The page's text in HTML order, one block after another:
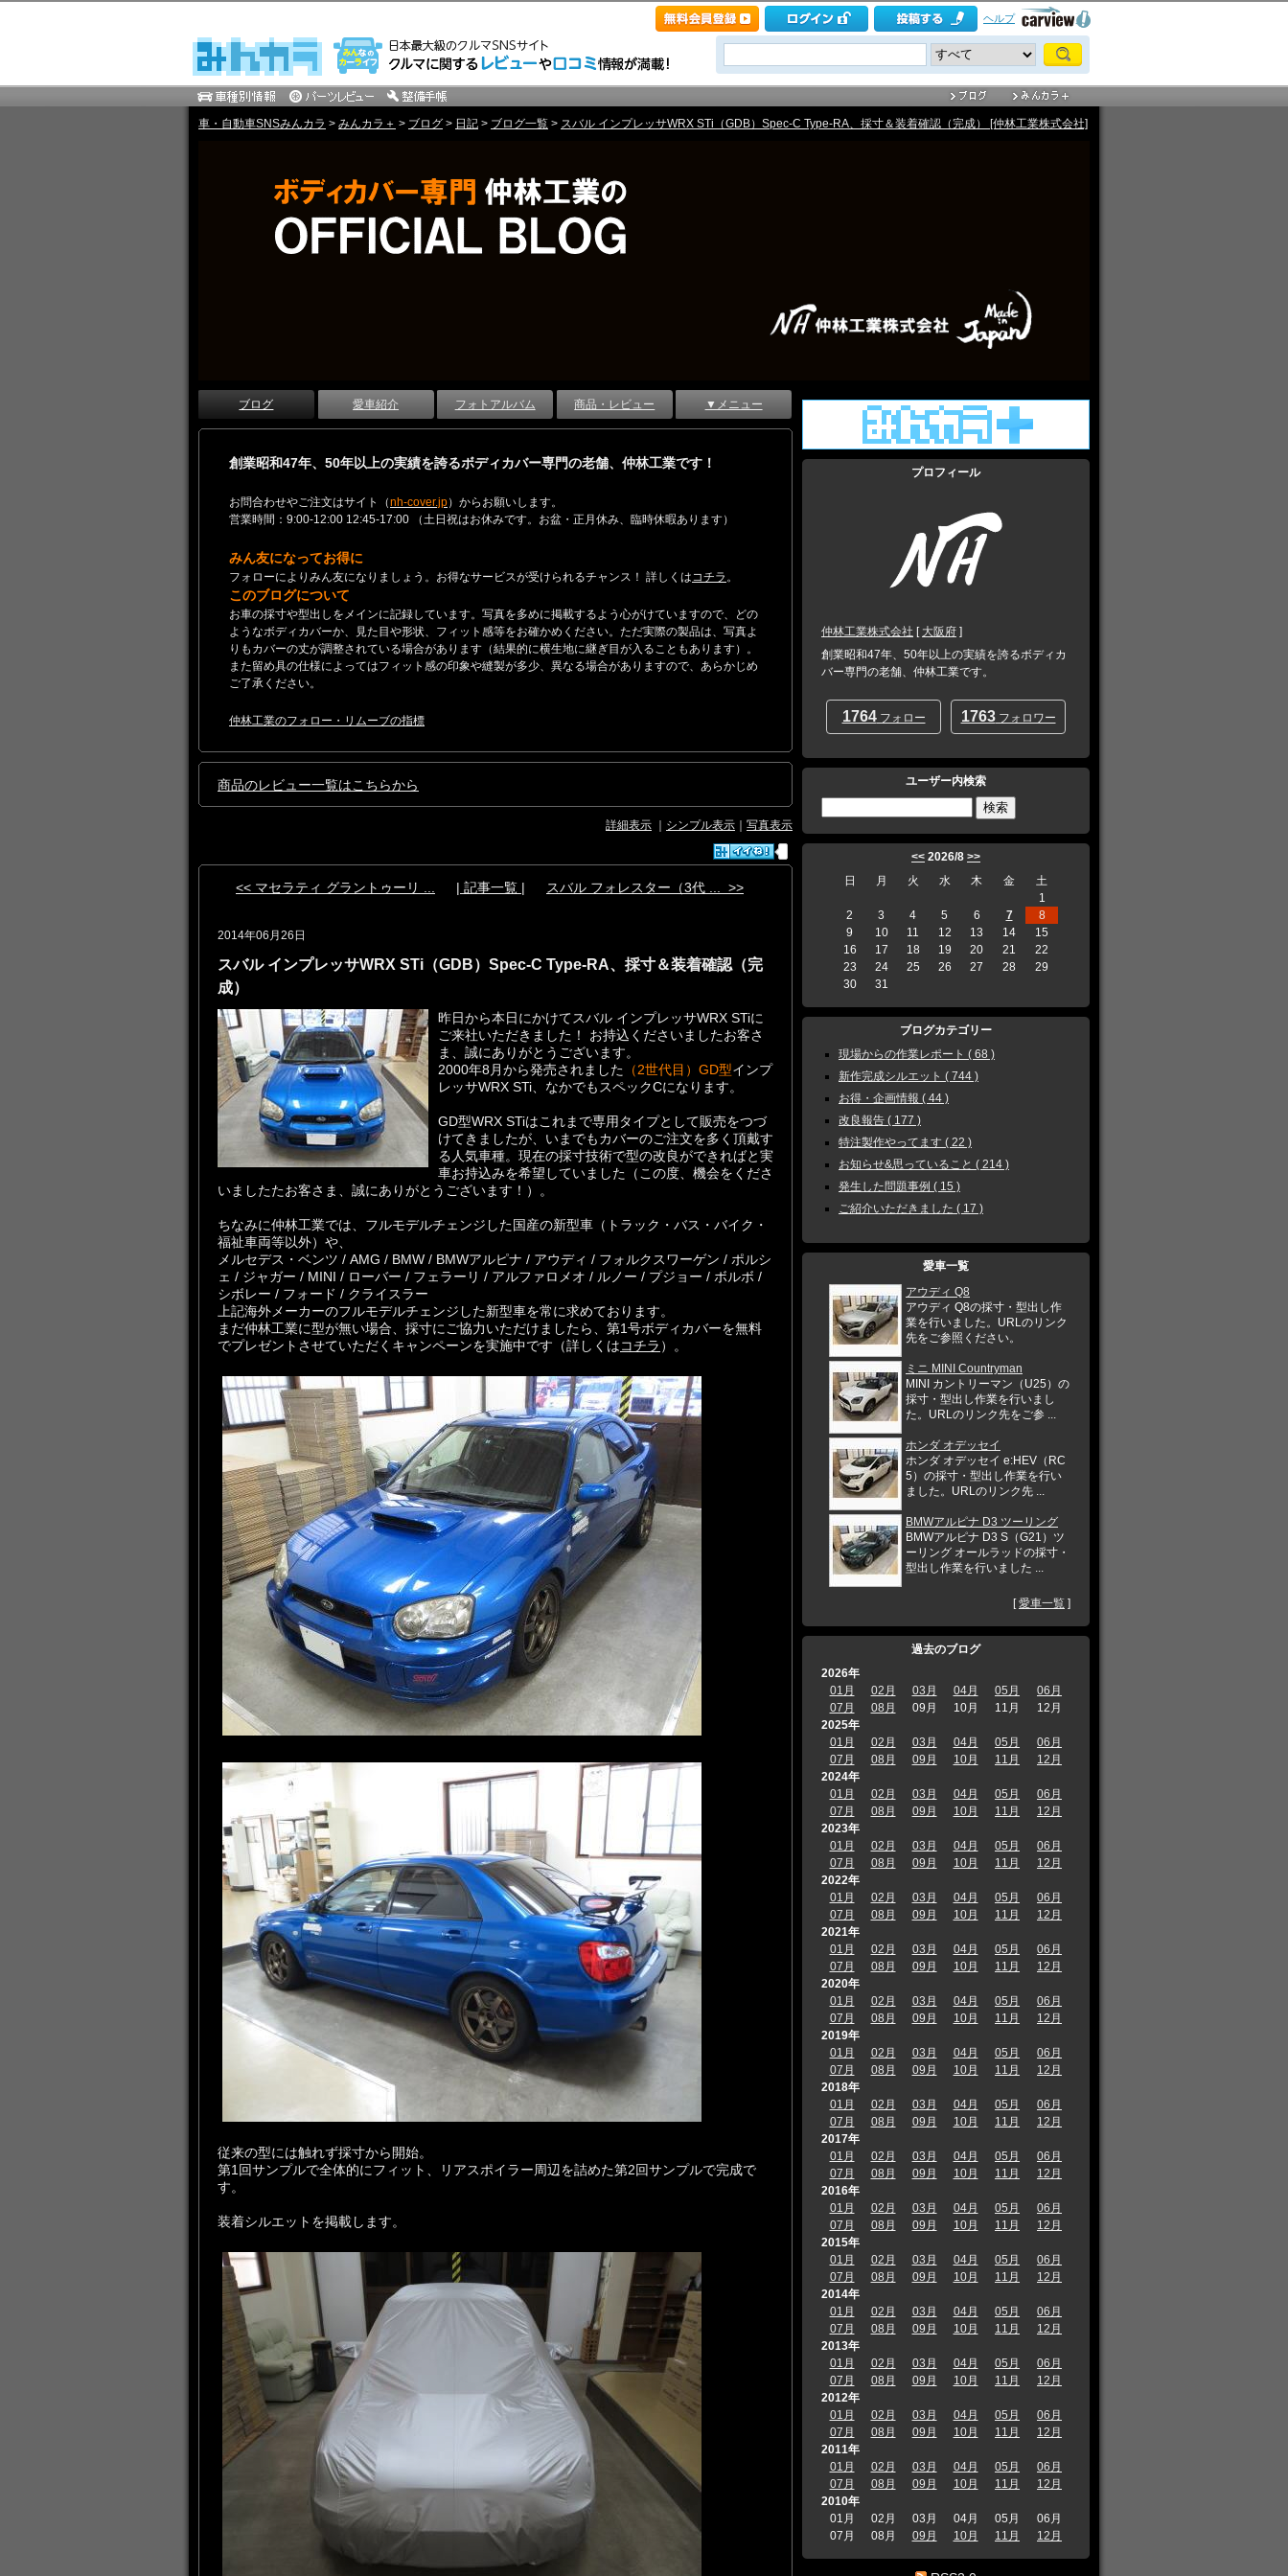
ヘルプ
車・自動車SNSみんカラ > みんカラ＋ > ブログ > 日記 > ブログ一覧 > スバル インプレッサWRX STi（GDB）Spec-C Type-RA、採寸＆装着確認（完成） [仲林工業株式会社]
ブログ 愛車紹介 フォトアルバム 商品・レビュー ▼メニュー
創業昭和47年、50年以上の実績を誇るボディカバー専門の老舗、仲林工業です！
お問合わせやご注文はサイト（nh-cover.jp）からお願いします。
営業時間：9:00-12:00 12:45-17:00 （土日祝はお休みです。お盆・正月休み、臨時休暇あります）
みん友になってお得に
フォローによりみん友になりましょう。お得なサービスが受けられるチャンス！ 詳しくはコチラ 。
このブログについて
お車の採寸や型出しをメインに記録しています。写真を多めに掲載するよう心がけていますので、どの
ようなボディカバーか、見た目や形状、フィット感等をお確かめください。ただ実際の製品は、写真よ
りもカバーの丈が調整されている場合があります（結果的に横生地に継ぎ目が入ることもあります）。
また留め具の仕様によってはフィット感の印象や縫製が多少、異なる場合がありますので、あらかじめ
ご了承ください。
仲林工業のフォロー・リムーブの指標
商品のレビュー一覧はこちらから
詳細表示 シンプル表示 写真表示
<< マセラティ グラントゥーリ ... | 記事一覧 | スバル フォレスター（3代 ... >>
2014年06月26日
スバル インプレッサWRX STi（GDB）Spec-C Type-RA、採寸＆装着確認（完
成）
昨日から本日にかけてスバル インプレッサWRX STiに
ご来社いただきました！ お持込くださいましたお客さ
ま、誠にありがとうございます。
2000年8月から発売されました （2世代目）GD型インプ
レッサWRX STi、なかでもスペックCになります。
GD型WRX STiはこれまで専用タイプとして販売をつづ
けてきましたが、いまでもカバーのご注文を多く頂戴す
る人気車種。現在の採寸技術で型の改良ができればと実
車お持込みを希望していました（この度、機会をくださ
いましたたお客さま、誠にありがとうございます！）。
ちなみに仲林工業では、フルモデルチェンジした国産の新型車（トラック・バス・バイク・
福祉車両等以外）や、
メルセデス・ベンツ / AMG / BMW / BMWアルピナ / アウディ / フォルクスワーゲン / ポルシ
ェ / ジャガー / MINI / ローバー / フェラーリ / アルファロメオ / ルノー / プジョー / ボルボ /
シボレー / フォード / クライスラー
上記海外メーカーのフルモデルチェンジした新型車を常に求めております。
まだ仲林工業に型が無い場合、採寸にご協力いただけましたら、第1号ボディカバーを無料
でプレゼントさせていただくキャンペーンを実施中です（詳しくはコチラ ）。
従来の型には触れず採寸から開始。
第1回サンプルで全体的にフィット、リアスポイラー周辺を詰めた第2回サンプルで完成で
す。
装着シルエットを掲載します。
プロフィール
仲林工業株式会社 [ 大阪府 ]
創業昭和47年、50年以上の実績を誇るボディカ
バー専門の老舗、仲林工業です。
1764フォロー 1763フォロワー
ユーザー内検索
<< 2026/8 >>
日
月 火 水 木 金
土
1
2
3 4 5 6 7
8
9
10 11 12 13 14
15
16
17 18 19 20 21
22
23
24 25 26 27 28
29
30
31
ブログカテゴリー
現場からの作業レポート ( 68 )
新作完成シルエット ( 744 )
お得・企画情報 ( 44 )
改良報告 ( 177 )
特注製作やってます ( 22 )
お知らせ&思っていること ( 214 )
発生した問題事例 ( 15 )
ご紹介いただきました ( 17 )
愛車一覧
アウディ Q8
アウディ Q8の採寸・型出し作
業を行いました。URLのリンク
先をご参照ください。
ミニ MINI Countryman
MINI カントリーマン（U25）の
採寸・型出し作業を行いまし
た。URLのリンク先をご参 ...
ホンダ オデッセイ
ホンダ オデッセイ e:HEV（RC
5）の採寸・型出し作業を行い
ました。URLのリンク先 ...
BMWアルピナ D3 ツーリング
BMWアルピナ D3 S（G21）ツ
ーリング オールラッドの採寸・
型出し作業を行いました ...
[愛車一覧 ]
過去のブログ
2026年
01月
02月 03月 04月 05月
06月
07月
08月 09月 10月 11月
12月
2025年
01月
02月 03月 04月 05月
06月
07月
08月 09月 10月 11月
12月
2024年
01月
02月 03月 04月 05月
06月
07月
08月 09月 10月 11月
12月
2023年
01月
02月 03月 04月 05月
06月
07月
08月 09月 10月 11月
12月
2022年
01月
02月 03月 04月 05月
06月
07月
08月 09月 10月 11月
12月
2021年
01月
02月 03月 04月 05月
06月
07月
08月 09月 10月 11月
12月
2020年
01月
02月 03月 04月 05月
06月
07月
08月 09月 10月 11月
12月
2019年
01月
02月 03月 04月 05月
06月
07月
08月 09月 10月 11月
12月
2018年
01月
02月 03月 04月 05月
06月
07月
08月 09月 10月 11月
12月
2017年
01月
02月 03月 04月 05月
06月
07月
08月 09月 10月 11月
12月
2016年
01月
02月 03月 04月 05月
06月
07月
08月 09月 10月 11月
12月
2015年
01月
02月 03月 04月 05月
06月
07月
08月 09月 10月 11月
12月
2014年
01月
02月 03月 04月 05月
06月
07月
08月 09月 10月 11月
12月
2013年
01月
02月 03月 04月 05月
06月
07月
08月 09月 10月 11月
12月
2012年
01月
02月 03月 04月 05月
06月
07月
08月 09月 10月 11月
12月
2011年
01月
02月 03月 04月 05月
06月
07月
08月 09月 10月 11月
12月
2010年
01月
02月 03月 04月 05月
06月
07月
08月 09月 10月 11月 12月